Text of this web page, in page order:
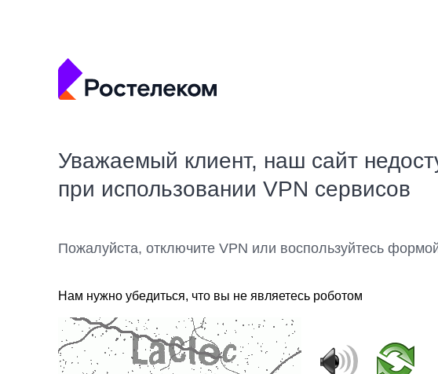
Уважаемый клиент, наш сайт
при использовании VPN сервисов
Пожалуйста, отключите VPN или воспользуйтесь
Нам нужно убедиться, что вы не являетесь роботом